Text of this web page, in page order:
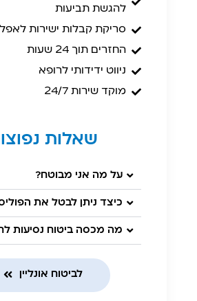
להגשת תביעות
סריקת קבלות ישירות
החזרים תוך 24 שעות
ניווט ידידותי לרופא
מוקד שירות 24/7
שאלות
על מה אני מבוטח?
כיצד ניתן לבטל את
מה מכסה ביטוח נסיעות
לביטוח אונליין